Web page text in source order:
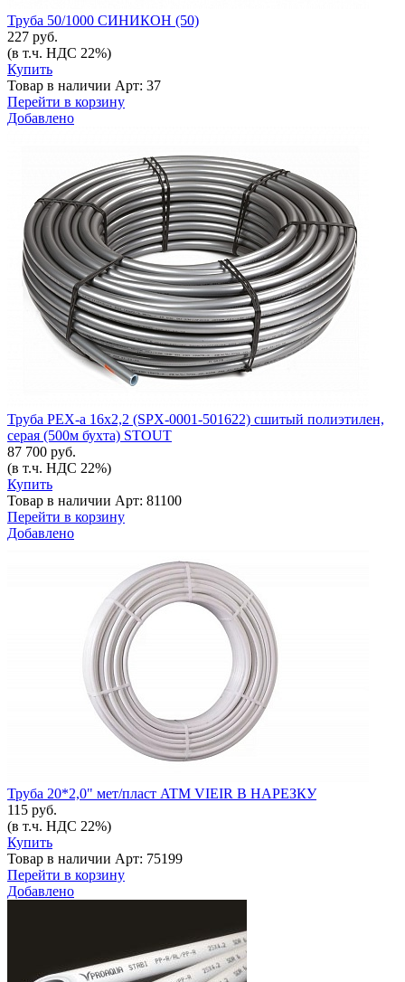
Труба 50/1000 СИНИКОН (50)
227 руб.
(в т.ч. НДС 22%)
Купить
Товар в наличии Арт: 37
Перейти в корзину
Добавлено
Труба PEX-а 16х2,2 (SPX-0001-501622) сшитый полиэтилен,
серая (500м бухта) STOUT
87 700 руб.
(в т.ч. НДС 22%)
Купить
Товар в наличии Арт: 81100
Перейти в корзину
Добавлено
Труба 20*2,0" мет/пласт ATM VIEIR В НАРЕЗКУ
115 руб.
(в т.ч. НДС 22%)
Купить
Товар в наличии Арт: 75199
Перейти в корзину
Добавлено